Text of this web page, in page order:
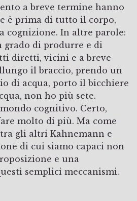
a breve termine hanno
è prima di tutto il corpo,
cognizione. In altre parole:
grado di produrre e di
diretti, vicini e a breve
il braccio, prendo un
di acqua, porto il bicchiere
non ho più sete.
cognitivo. Certo,
molto di più. Ma come
gli altri Kahnemann e
di cui siamo capaci non
e una
semplici meccanismi.